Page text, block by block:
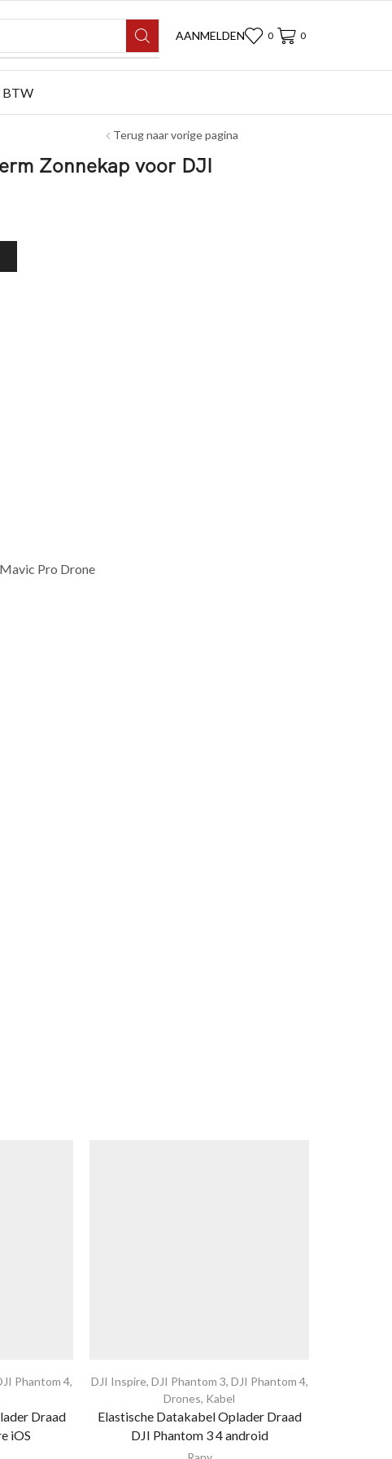
AANMELDEN 0 0
BTW
Terug naar vorige pagina
Zonnekap voor DJI
Pro Drone
Phantom 4,
Draad
iOS
DJI Inspire, DJI Phantom 3, DJI Phantom 4,
Drones, Kabel
Elastische Datakabel Oplader Draad
DJI Phantom 3 4 android